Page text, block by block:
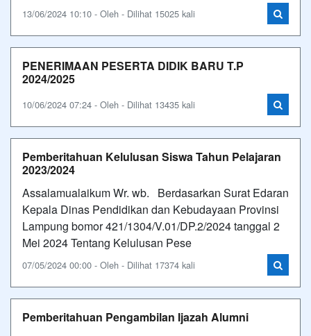
13/06/2024 10:10 - Oleh - Dilihat 15025 kali
PENERIMAAN PESERTA DIDIK BARU T.P
2024/2025
10/06/2024 07:24 - Oleh - Dilihat 13435 kali
Pemberitahuan Kelulusan Siswa Tahun Pelajaran
2023/2024
Assalamualaikum Wr. wb. Berdasarkan Surat Edaran
Kepala Dinas Pendidikan dan Kebudayaan Provinsi
Lampung bomor 421/1304/V.01/DP.2/2024 tanggal 2
Mei 2024 Tentang Kelulusan Pese
07/05/2024 00:00 - Oleh - Dilihat 17374 kali
Pemberitahuan Pengambilan Ijazah Alumni